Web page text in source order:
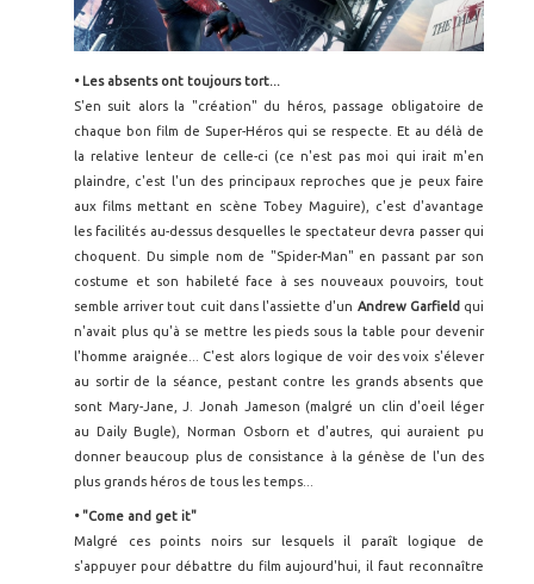
• Les absents ont toujours tort...
S'en suit alors la "création" du héros, passage obligatoire de
chaque bon film de Super-Héros qui se respecte. Et au délà de
la relative lenteur de celle-ci (ce n'est pas moi qui irait m'en
plaindre, c'est l'un des principaux reproches que je peux faire
aux films mettant en scène Tobey Maguire), c'est d'avantage
les facilités au-dessus desquelles le spectateur devra passer qui
choquent. Du simple nom de "Spider-Man" en passant par son
costume et son habileté face à ses nouveaux pouvoirs, tout
semble arriver tout cuit dans l'assiette d'un Andrew Garfield qui
n'avait plus qu'à se mettre les pieds sous la table pour devenir
l'homme araignée... C'est alors logique de voir des voix s'élever
au sortir de la séance, pestant contre les grands absents que
sont Mary-Jane, J. Jonah Jameson (malgré un clin d'oeil léger
au Daily Bugle), Norman Osborn et d'autres, qui auraient pu
donner beaucoup plus de consistance à la génèse de l'un des
plus grands héros de tous les temps...
• "Come and get it"
Malgré ces points noirs sur lesquels il paraît logique de
s'appuyer pour débattre du film aujourd'hui, il faut reconnaître